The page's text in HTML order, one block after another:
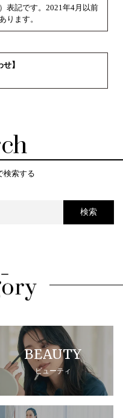
表記です。2021年4月以前
ります。
】
検索する
検索
BEAUTY
ビューティ